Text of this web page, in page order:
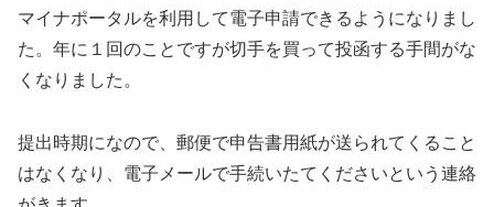
マイナポータルを利用して電子申請できるようになりまし
た。年に１回のことですが切手を買って投函する手間がな
くなりました。
提出時期になので、郵便で申告書用紙が送られてくること
はなくなり、電子メールで手続いたてくださいという連絡